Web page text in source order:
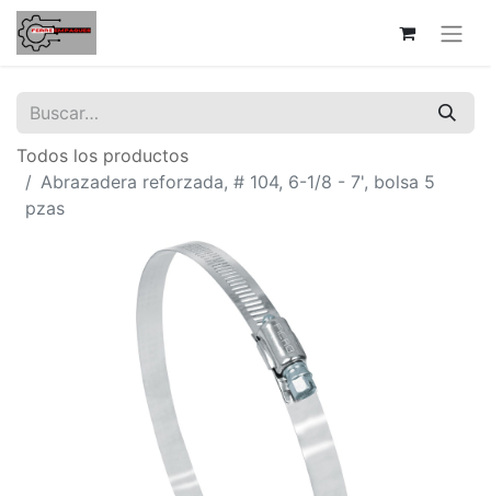
Todos los productos
Abrazadera reforzada, # 104, 6-1/8 - 7', bolsa 5
pzas